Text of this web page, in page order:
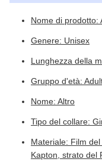
Nome di prodotto:
Genere: Unisex
Lunghezza della
Gruppo d'età:
Nome: Altro
Tipo del collare:
Materiale: Film
Kapton, strato del